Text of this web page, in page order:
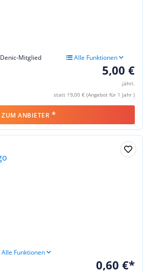
Mitglied Alle Funktionen
5,00 €
jährl.
statt 19,00 € (Angebot für 1 Jahr )
ZUM ANBIETER *
Alle Funktionen
0,60 €*